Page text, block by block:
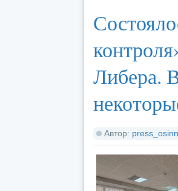
Либера.
Автор: